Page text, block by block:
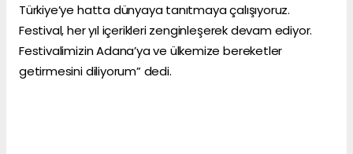
Türkiye’ye hatta dünyaya tanıtmaya çalışıyoruz.
Festival, her yıl içerikleri zenginleşerek devam ediyor.
Festivalimizin Adana’ya ve ülkemize bereketler
getirmesini diliyorum” dedi.